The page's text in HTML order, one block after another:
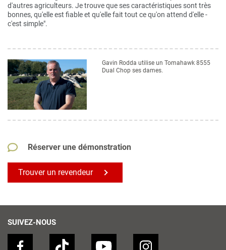
d'autres agriculteurs. Je trouve que ses caractéristiques sont très
bonnes, qu'elle est fiable et qu'elle fait tout ce qu'on attend d'elle -
c'est simple".
Gavin Rodda utilise un Tomahawk 8555
Dual Chop ses dames.
Réserver une démonstration
Trouver un revendeur
SUIVEZ-NOUS